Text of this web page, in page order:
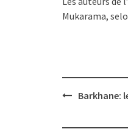
Mukarama,
PostBarkhane: